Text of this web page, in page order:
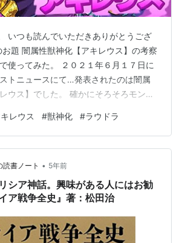
いつも読んでいただきありがとうござ
題 闇属性獣神化【アキレウス】の考察
使ってみた。 ２０２１年６月１７日に
トニュースにて…発表されたのは闇属
ウス】でした。 確かにそろそろモンス
別段、驚くような事ではないでした
ので、闇属性【アキレウス】獣神化の
トで使ってみたレポートを行ってみた
う闘神の事しか見えない！！闇属性獣
】解禁！！ 旋風を巻き起こす神脚の大
闇属性獣神化【…
レウス #獣神化 #ラウドラ
読書ノート • 5年前
シア神話。興味がある人にはお勧
ア戦争全史』著：松田治